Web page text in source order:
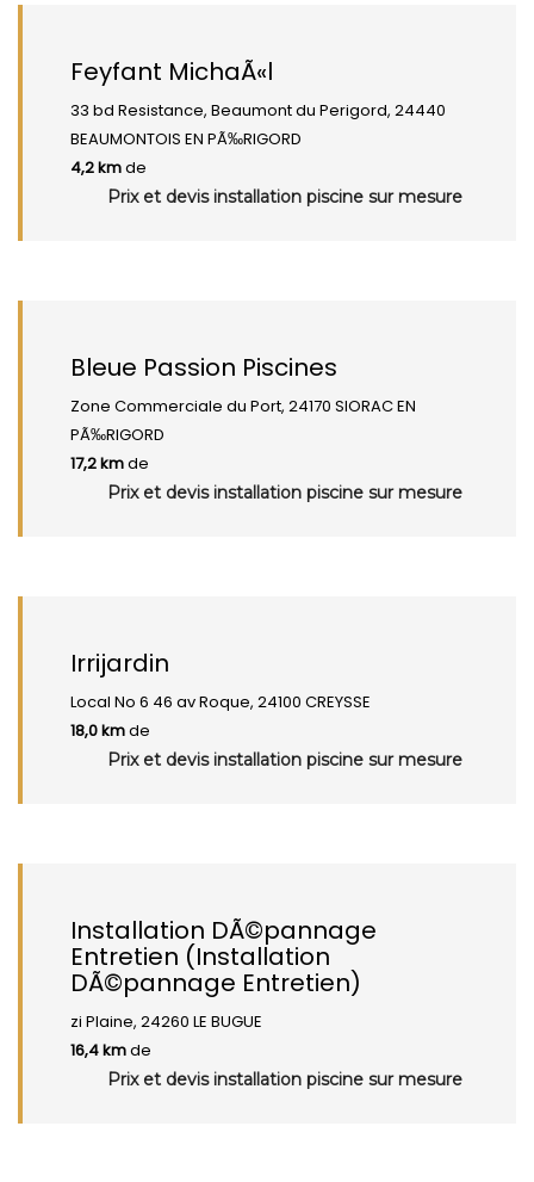
Feyfant MichaÃ«l
33 bd Resistance, Beaumont du Perigord, 24440
BEAUMONTOIS EN PÃ‰RIGORD
4,2 kmde
Prix et devis installation piscine sur mesure
Bleue Passion Piscines
Zone Commerciale du Port, 24170 SIORAC EN
PÃ‰RIGORD
17,2 kmde
Prix et devis installation piscine sur mesure
Irrijardin
Local No 6 46 av Roque, 24100 CREYSSE
18,0 kmde
Prix et devis installation piscine sur mesure
Installation DÃ©pannage
Entretien (Installation
DÃ©pannage Entretien)
zi Plaine, 24260 LE BUGUE
16,4 kmde
Prix et devis installation piscine sur mesure